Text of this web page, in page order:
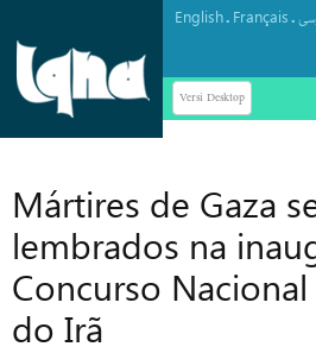
English. Français.
Versi Desktop
Mártires de Gaza
lembrados na
Concurso
do Irã